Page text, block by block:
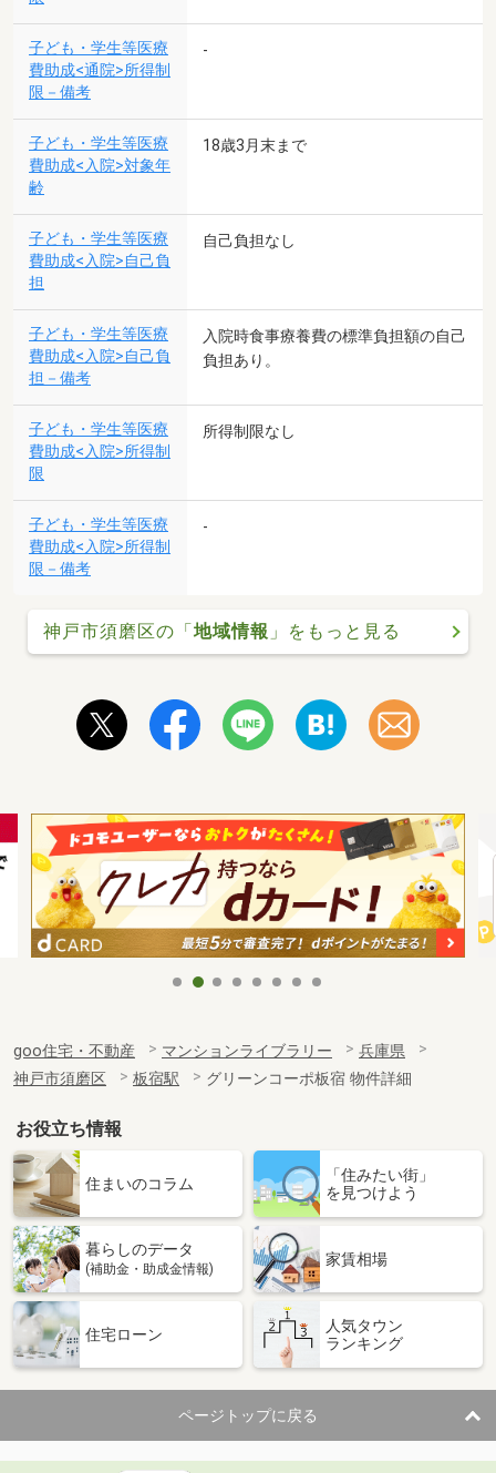
子ども・学生等医療
費助成<通院>所得制
限－備考
-
子ども・学生等医療
費助成<入院>対象年
齢
18歳3月末まで
子ども・学生等医療
費助成<入院>自己負
担
自己負担なし
子ども・学生等医療
費助成<入院>自己負
担－備考
入院時食事療養費の標準負担額の自己
負担あり。
子ども・学生等医療
費助成<入院>所得制
限
所得制限なし
子ども・学生等医療
費助成<入院>所得制
限－備考
-
神戸市須磨区の「 地域情報 」をもっと見る
goo住宅・不動産 マンションライブラリー
兵庫県
神戸市須磨区
板宿駅 グリーンコーポ板宿 物件詳細
お役立ち情報
住まいのコラム
「住みたい街」
を見つけよう
暮らしのデータ
(補助金・助成金情報)
家賃相場
住宅ローン
人気タウン
ランキング
ページトップに戻る